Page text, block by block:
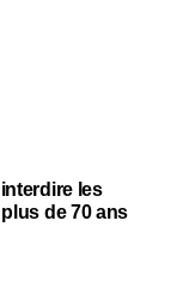
les
de 70 ans